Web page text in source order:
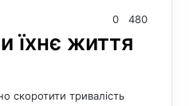
0 480
їхнє життя
скоротити тривалість